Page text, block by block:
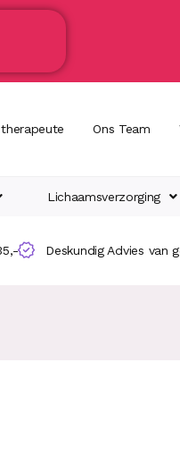
Ons Team
Lichaamsverzorging
Deskundig Advies van